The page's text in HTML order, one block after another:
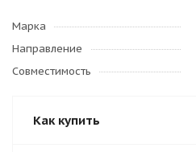
Марка
Направление
Совместимость
Как купить